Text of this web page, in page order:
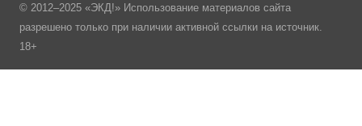
© 2012–2025 «ЭКД!» Использование материалов сайта
разрешено только при наличии активной ссылки на источник.
18+